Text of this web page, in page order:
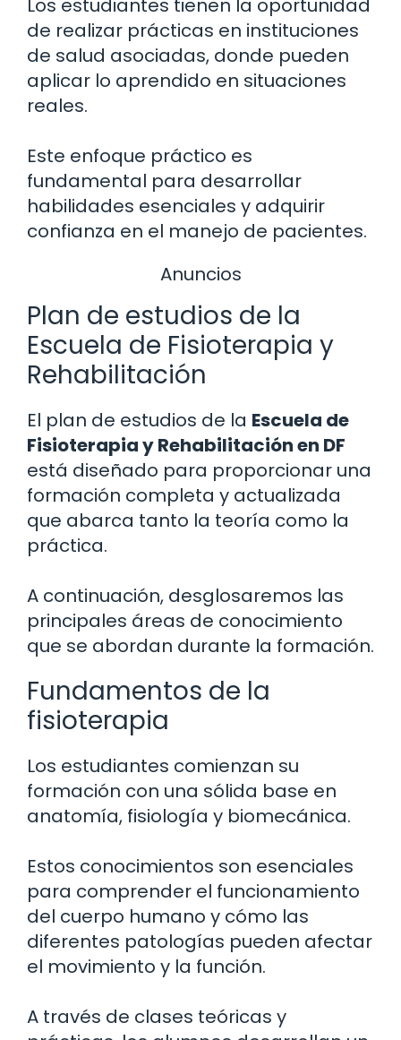
Los estudiantes tienen la oportunidad
de realizar prácticas en instituciones
de salud asociadas, donde pueden
aplicar lo aprendido en situaciones
reales.
Este enfoque práctico es
fundamental para desarrollar
habilidades esenciales y adquirir
confianza en el manejo de pacientes.
Anuncios
Plan de estudios de la
Escuela de Fisioterapia y
Rehabilitación
El plan de estudios de la Escuela de
Fisioterapia y Rehabilitación en DF
está diseñado para proporcionar una
formación completa y actualizada
que abarca tanto la teoría como la
práctica.
A continuación, desglosaremos las
principales áreas de conocimiento
que se abordan durante la formación.
Fundamentos de la
fisioterapia
Los estudiantes comienzan su
formación con una sólida base en
anatomía, fisiología y biomecánica.
Estos conocimientos son esenciales
para comprender el funcionamiento
del cuerpo humano y cómo las
diferentes patologías pueden afectar
el movimiento y la función.
A través de clases teóricas y